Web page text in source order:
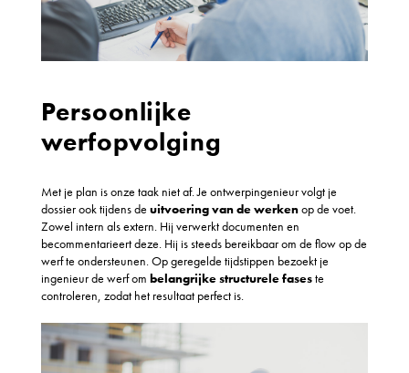
Persoonlijke
werfopvolging
Met je plan is onze taak niet af. Je ontwerpingenieur volgt je
dossier ook tijdens de uitvoering van de werkenop de voet.
Zowel intern als extern. Hij verwerkt documenten en
becommentarieert deze. Hij is steeds bereikbaar om de flow op de
werf te ondersteunen. Op geregelde tijdstippen bezoekt je
ingenieur de werf om belangrijke structurele faseste
controleren, zodat het resultaat perfect is.